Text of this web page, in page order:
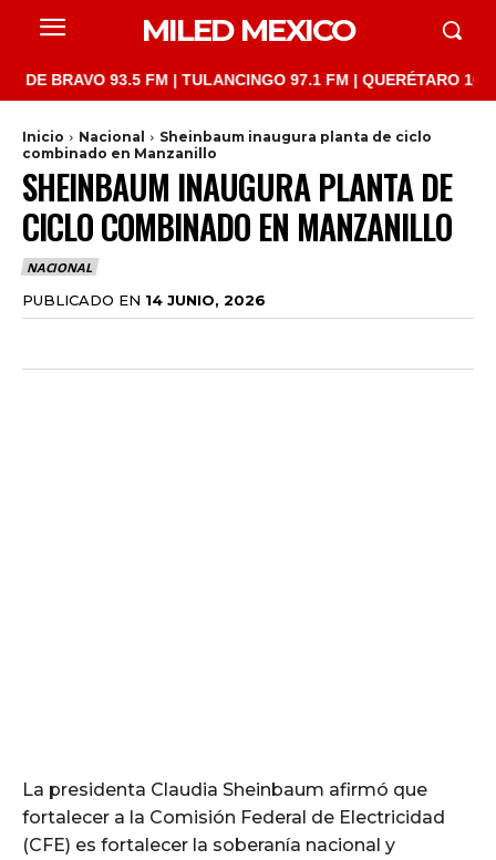
MILED MEXICO
93.5 FM | TULANCINGO 97.1 FM | QUERÉTARO 103.1
Inicio Nacional
Sheinbaum inaugura planta de ciclo
combinado en Manzanillo
SHEINBAUM INAUGURA PLANTA DE
CICLO COMBINADO EN MANZANILLO
NACIONAL
PUBLICADO EN 14 JUNIO, 2026
La presidenta Claudia Sheinbaum afirmó que
fortalecer a la Comisión Federal de Electricidad
(CFE) es fortalecer la soberanía nacional y